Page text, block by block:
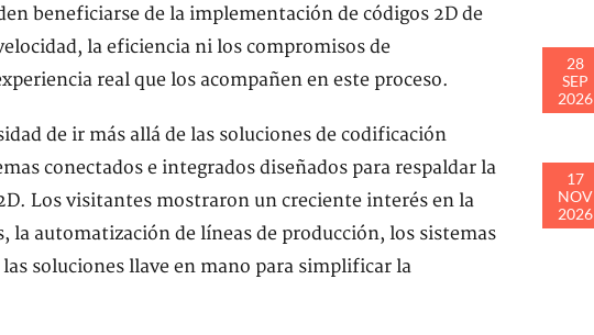
beneficiarse de la implementación de códigos 2D de
la eficiencia ni los compromisos de
real que los acompañen en este proceso.
de ir más allá de las soluciones de codificación
conectados e integrados diseñados para respaldar la
Los visitantes mostraron un creciente interés en la
la automatización de líneas de producción, los sistemas
soluciones llave en mano para simplificar la
28
SEP
2026
17
NOV
2026